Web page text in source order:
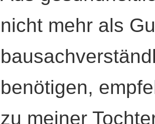
nicht mehr als
benötigen,
zu meiner